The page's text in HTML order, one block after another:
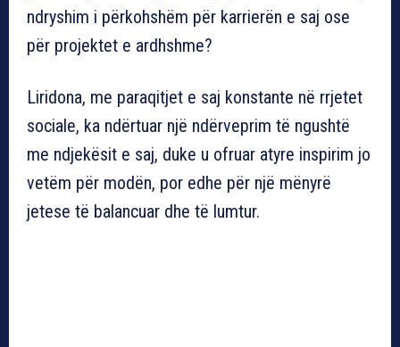
ndryshim i përkohshëm për karrierën e saj ose
për projektet e ardhshme?
Liridona, me paraqitjet e saj konstante në rrjetet
sociale, ka ndërtuar një ndërveprim të ngushtë
me ndjekësit e saj, duke u ofruar atyre inspirim jo
vetëm për modën, por edhe për një mënyrë
jetese të balancuar dhe të lumtur.